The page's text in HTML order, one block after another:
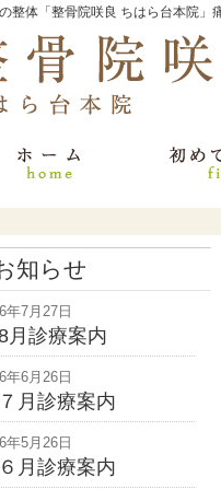
整体「整骨院咲良 ちはら台本院」
知らせ
年7月27日
月診療案内
年6月26日
７月診療案内
年5月26日
６月診療案内